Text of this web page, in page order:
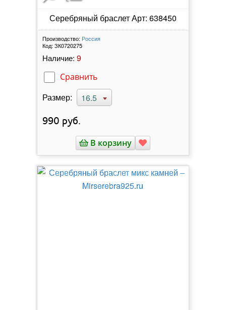
Серебряный браслет Арт: 638450
Производство: Россия
Код: ЗК0720275
Наличие: 9
Сравнить
Размер: 16.5
990 руб.
В корзину